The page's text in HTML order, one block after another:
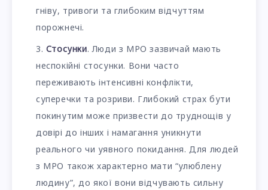
гніву, тривоги та глибоким відчуттям
порожнечі.
Стосунки. Люди з МРО зазвичай мають
неспокійні стосунки. Вони часто
переживають інтенсивні конфлікти,
суперечки та розриви. Глибокий страх бути
покинутим може призвести до труднощів у
довірі до інших і намагання уникнути
реального чи уявного покидання. Для людей
з МРО також характерно мати “улюблену
людину”, до якої вони відчувають сильну